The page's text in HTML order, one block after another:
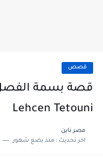
قصص
Lehcen Tetouni
مصر ناين
اخر تحديث :منذ بضع شهور